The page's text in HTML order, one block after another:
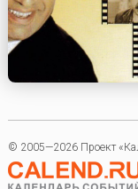
© 2005—2026 Проект